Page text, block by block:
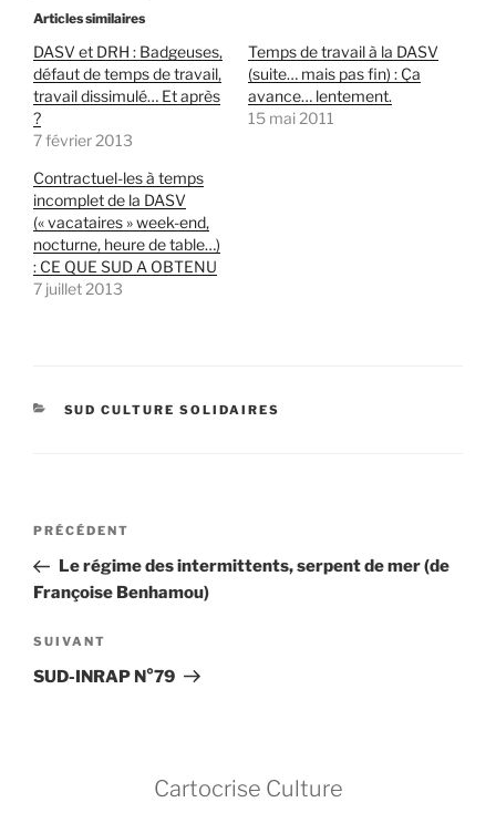
Articles similaires
DASV et DRH : Badgeuses,
défaut de temps de travail,
travail dissimulé… Et après
?
7 février 2013
Temps de travail à la DASV
(suite… mais pas fin) : Ça
avance… lentement.
15 mai 2011
Contractuel-les à temps
incomplet de la DASV
(« vacataires » week-end,
nocturne, heure de table…)
: CE QUE SUD A OBTENU
7 juillet 2013
CATÉGORIES
SUD CULTURE SOLIDAIRES
Navigation
l’article
Article
précédent
PRÉCÉDENT
Le régime des intermittents, serpent de mer (de
Françoise Benhamou)
Article
suivant
SUIVANT
SUD-INRAP N°79
Cartocrise Culture